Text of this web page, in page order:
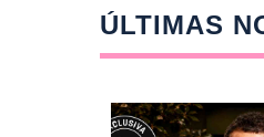
ÚLTIMAS